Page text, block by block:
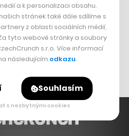
a k personalizaci obsahu.
stránek také dále sdílíme s
z oblasti sociálních médií,
tyto webové stránky a soubory
s.r.o. Více informací
následujícím odkazu.
Souhlasím
s nezbytnými cookies